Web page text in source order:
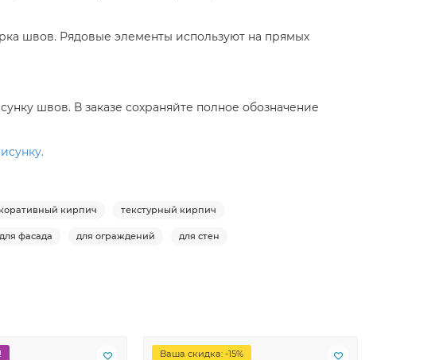
швов. Рядовые элементы используют на прямых
швов. В заказе сохраняйте полное обозначение
кирпич текстурный кирпич
для фасада для ограждений для стен
Ваша скидка: -15%